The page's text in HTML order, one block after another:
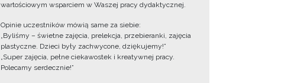
wartościowym wsparciem w Waszej pracy dydaktycznej.
Opinie uczestników mówią same za siebie:
„Byliśmy – świetne zajęcia, prelekcja, przebieranki, zajęcia
plastyczne. Dzieci były zachwycone, dziękujemy!”
„Super zajęcia, pełne ciekawostek i kreatywnej pracy.
Polecamy serdecznie!”